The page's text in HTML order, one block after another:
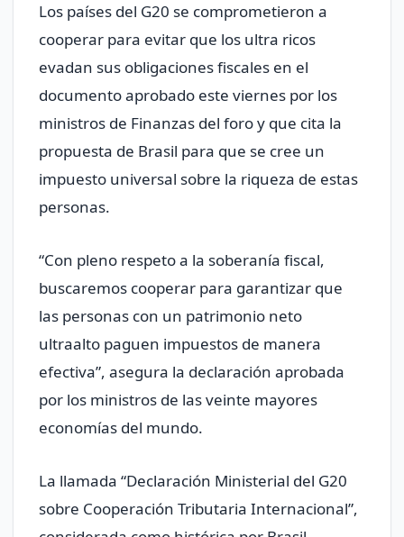
Los países del G20 se comprometieron a
cooperar para evitar que los ultra ricos
evadan sus obligaciones fiscales en el
documento aprobado este viernes por los
ministros de Finanzas del foro y que cita la
propuesta de Brasil para que se cree un
impuesto universal sobre la riqueza de estas
personas.
“Con pleno respeto a la soberanía fiscal,
buscaremos cooperar para garantizar que
las personas con un patrimonio neto
ultraalto paguen impuestos de manera
efectiva”, asegura la declaración aprobada
por los ministros de las veinte mayores
economías del mundo.
La llamada “Declaración Ministerial del G20
sobre Cooperación Tributaria Internacional”,